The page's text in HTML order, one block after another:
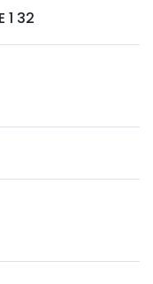
1 32